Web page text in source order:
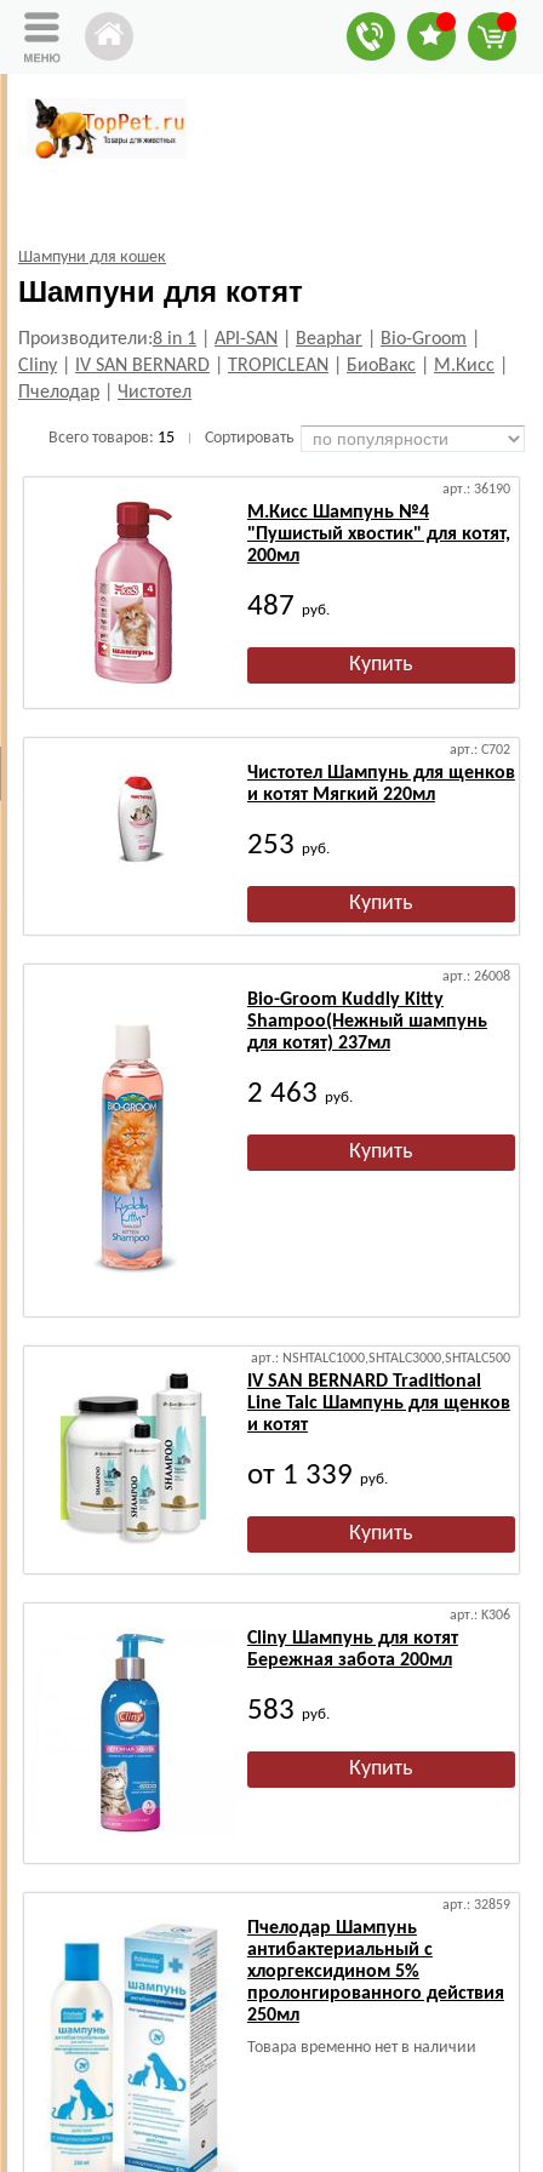
Шампуни для кошек
Шампуни для котят
Производители:8 in 1 API-SAN Beaphar Bio-Groom
Cliny
IV SAN BERNARD TROPICLEAN БиоВакс М.Кисс
Пчелодар
Чистотел
Всего товаров: 15 Сортировать
арт.: 36190
М.Кисс Шампунь №4
"Пушистый хвостик" для котят,
200мл
487 руб.
арт.: С702
Чистотел Шампунь для щенков
и котят Мягкий 220мл
253 руб.
арт.: 26008
Bio-Groom Kuddly Kitty
Shampoo(Нежный шампунь
для котят) 237мл
2 463 руб.
арт.: NSHTALC1000,SHTALC3000,SHTALC500
IV SAN BERNARD Traditional
Line Talc Шампунь для щенков
и котят
от 1 339 руб.
арт.: K306
Cliny Шампунь для котят
Бережная забота 200мл
583 руб.
арт.: 32859
Пчелодар Шампунь
антибактериальный с
хлоргексидином 5%
пролонгированного действия
250мл
Товара временно нет в наличии